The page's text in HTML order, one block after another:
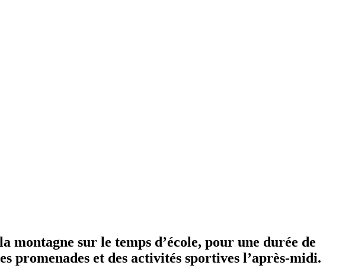
sur le temps d’école, pour une durée de
promenades et des activités sportives l’après-midi.